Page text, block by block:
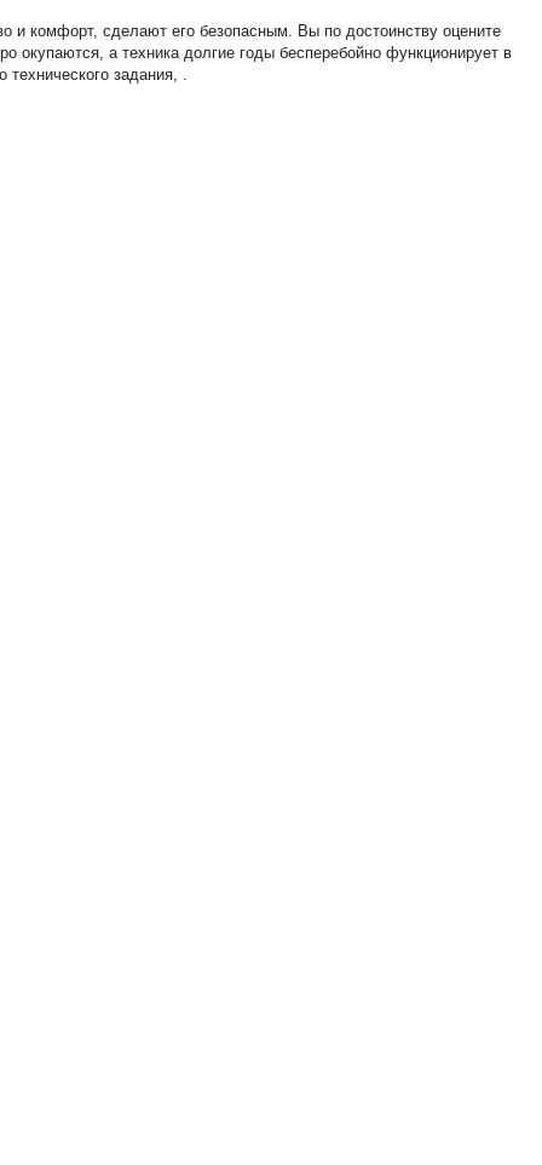
и комфорт, сделают его безопасным. Вы по достоинству оцените
окупаются, а техника долгие годы бесперебойно функционирует в
задания, .